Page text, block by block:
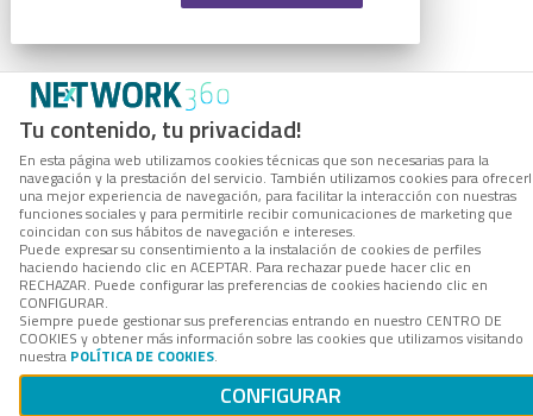
Tu contenido, tu privacidad!
En esta página web utilizamos cookies técnicas que son necesarias para la
navegación y la prestación del servicio. También utilizamos cookies para
una mejor experiencia de navegación, para facilitar la interacción con nuestras
funciones sociales y para permitirle recibir comunicaciones de marketing que
coincidan con sus hábitos de navegación e intereses.
Puede expresar su consentimiento a la instalación de cookies de perfiles
haciendo haciendo clic en ACEPTAR. Para rechazar puede hacer clic en
RECHAZAR. Puede configurar las preferencias de cookies haciendo clic en
CONFIGURAR.
Siempre puede gestionar sus preferencias entrando en nuestro CENTRO DE
COOKIES y obtener más información sobre las cookies que utilizamos visitando
nuestra POLÍTICA DE COOKIES.
CONFIGURAR